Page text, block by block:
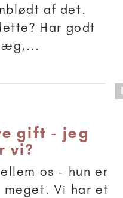
af det.
Har godt
gift - jeg
vi?
os - hun er
Vi har et